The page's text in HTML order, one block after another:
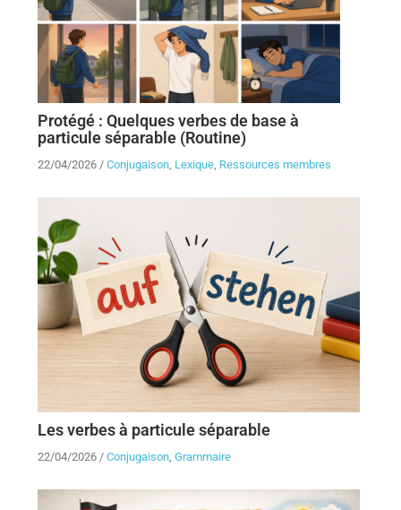
Protégé : Quelques verbes de base à
particule séparable (Routine)
22/04/2026/ Conjugaison, Lexique, Ressources membres
Les verbes à particule séparable
22/04/2026/ Conjugaison, Grammaire